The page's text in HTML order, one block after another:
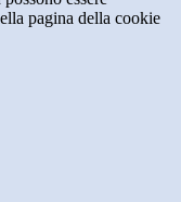
pagina della cookie